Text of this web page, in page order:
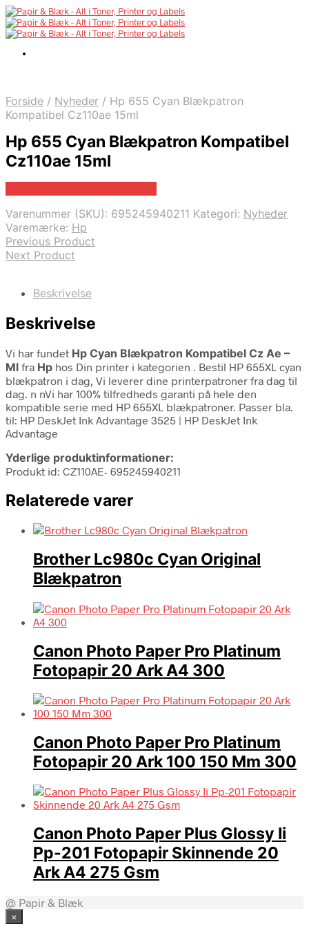
Forside / Nyheder / Hp 655 Cyan Blækpatron
Kompatibel Cz110ae 15ml
Hp 655 Cyan Blækpatron Kompatibel
Cz110ae 15ml
Varenummer (SKU): 695245940211 Kategori: Nyheder
Varemærke: Hp
Previous Product
Next Product
Beskrivelse
Beskrivelse
Vi har fundet Hp Cyan Blækpatron Kompatibel Cz Ae –
Ml fra Hp hos Din printer i kategorien . Bestil HP 655XL cyan
blækpatron i dag, Vi leverer dine printerpatroner fra dag til
dag. n nVi har 100% tilfredheds garanti på hele den
kompatible serie med HP 655XL blækpatroner. Passer bla.
til: HP DeskJet Ink Advantage 3525 | HP DeskJet Ink
Advantage
Yderlige produktinformationer:
Produkt id: CZ110AE- 695245940211
Relaterede varer
Brother Lc980c Cyan Original
Blækpatron
Canon Photo Paper Pro Platinum
Fotopapir 20 Ark A4 300
Canon Photo Paper Pro Platinum
Fotopapir 20 Ark 100 150 Mm 300
Canon Photo Paper Plus Glossy Ii
Pp-201 Fotopapir Skinnende 20
Ark A4 275 Gsm
@ Papir & Blæk
×